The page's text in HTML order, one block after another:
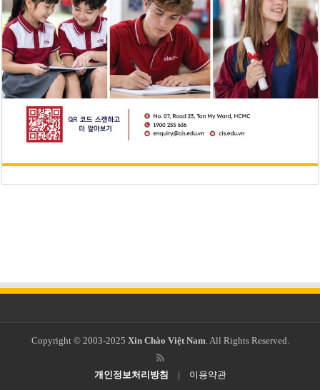
Copyright © 2003-2025 Xin Chào Việt Nam. All Rights Reserved.
개인정보처리방침 | 이용약관